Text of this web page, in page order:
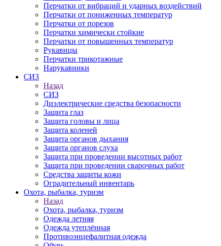
Перчатки от вибраций и ударных воздействий
Перчатки от пониженных температур
Перчатки от порезов
Перчатки химически стойкие
Перчатки от повышенных температур
Рукавицы
Перчатки трикотажные
Нарукавники
СИЗ
Назад
СИЗ
Диэлектрические средства безопасности
Защита глаз
Защита головы и лица
Защита коленей
Защита органов дыхания
Защита органов слуха
Защита при проведении высотных работ
Защита при проведении сварочных работ
Средства защиты кожи
Оградительный инвентарь
Охота, рыбалка, туризм
Назад
Охота, рыбалка, туризм
Одежда летняя
Одежда утеплённая
Противоэнцефалитная одежда